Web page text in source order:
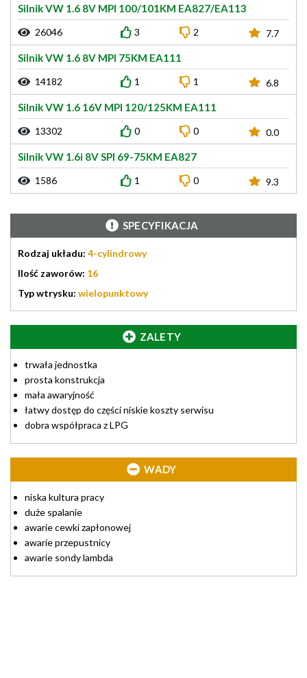
Silnik VW 1.6 8V MPI 100/101KM EA827/EA113
26046 3 2 7.7
Silnik VW 1.6 8V MPI 75KM EA111
14182 1 1 6.8
Silnik VW 1.6 16V MPI 120/125KM EA111
13302 0 0 0.0
Silnik VW 1.6i 8V SPI 69-75KM EA827
1586 1 0 9.3
SPECYFIKACJA
Rodzaj układu: 4-cylindrowy
Ilość zaworów: 16
Typ wtrysku: wielopunktowy
ZALETY
trwała jednostka
prosta konstrukcja
mała awaryjność
łatwy dostęp do części niskie koszty serwisu
dobra współpraca z LPG
WADY
niska kultura pracy
duże spalanie
awarie cewki zapłonowej
awarie przepustnicy
awarie sondy lambda